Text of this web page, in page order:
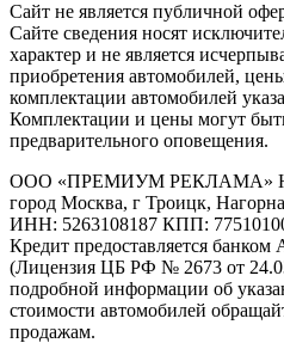
Cайт не является публичной
Сайте сведения носят
характер и не является
приобретения автомобилей,
комплектации автомобилей
Комплектации и цены могут
предварительного оповещения.
ООО «ПРЕМИУМ РЕКЛАМА»
город Москва, г Троицк,
ИНН: 5263108187 КПП:
Кредит предоставляется
(Лицензия ЦБ РФ № 2673 от
подробной информации об
стоимости автомобилей
продажам.